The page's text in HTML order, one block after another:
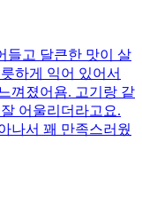
들고 달큰한 맛이 살
하게 익어 있어서
껴졌어욤. 고기랑 같
어울리더라고요.
나서 꽤 만족스러웠